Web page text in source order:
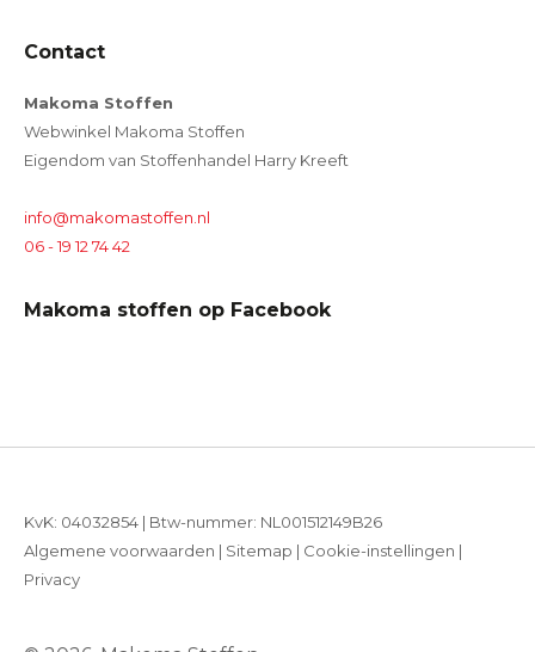
Contact
Makoma Stoffen
Webwinkel Makoma Stoffen
Eigendom van Stoffenhandel Harry Kreeft
info@makomastoffen.nl
06 - 19 12 74 42
Makoma stoffen op Facebook
KvK: 04032854 | Btw-nummer: NL001512149B26
Algemene voorwaarden | Sitemap | Cookie-instellingen |
Privacy